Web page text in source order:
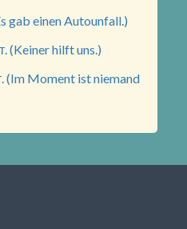
gab einen Autounfall.)
(Keiner hilft uns.)
(Im Moment ist niemand